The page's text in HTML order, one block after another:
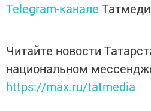
Telegram-канале
Читайте новости
национальном
https://max.ru/tatmedia